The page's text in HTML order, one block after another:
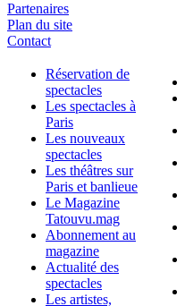
Partenaires
Plan du site
Contact
Réservation de
spectacles
Les spectacles à
Paris
Les nouveaux
spectacles
Les théâtres sur
Paris et banlieue
Le Magazine
Tatouvu.mag
Abonnement au
magazine
Actualité des
spectacles
Les artistes,